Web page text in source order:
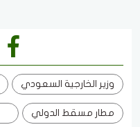
وزير الخارجية السعودي
مطار مسقط الدولي